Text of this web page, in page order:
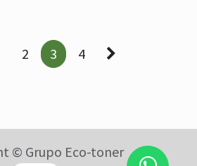
2 3 4
© Grupo Eco-toner